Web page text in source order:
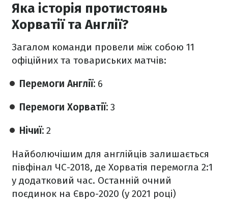
Яка історія протистоянь
Хорватії та Англії?
Загалом команди провели між собою 11
офіційних та товариських матчів:
Перемоги Англії: 6
Перемоги Хорватії: 3
Нічиї: 2
Найболючішим для англійців залишається
півфінал ЧС-2018, де Хорватія перемогла 2:1
у додатковий час. Останній очний
поєдинок на Євро-2020 (у 2021 році)